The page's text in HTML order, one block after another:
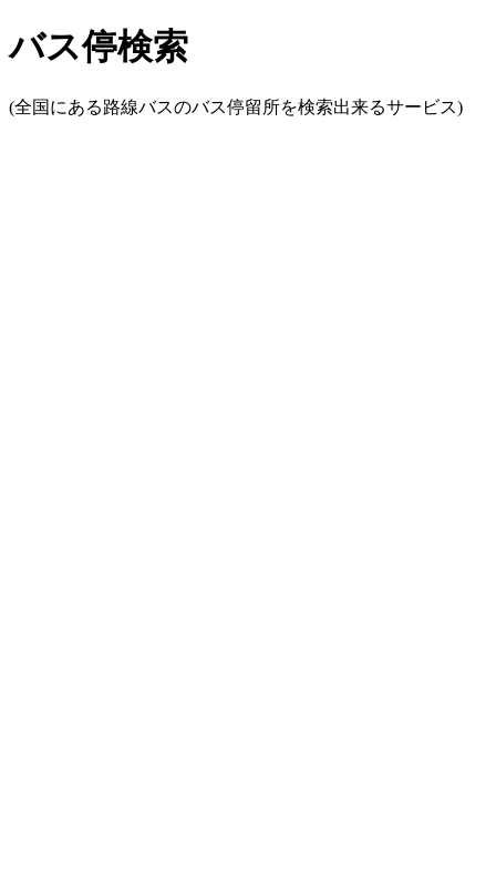
バス停検索
(全国にある路線バスのバス停留所を検索出来るサービス)